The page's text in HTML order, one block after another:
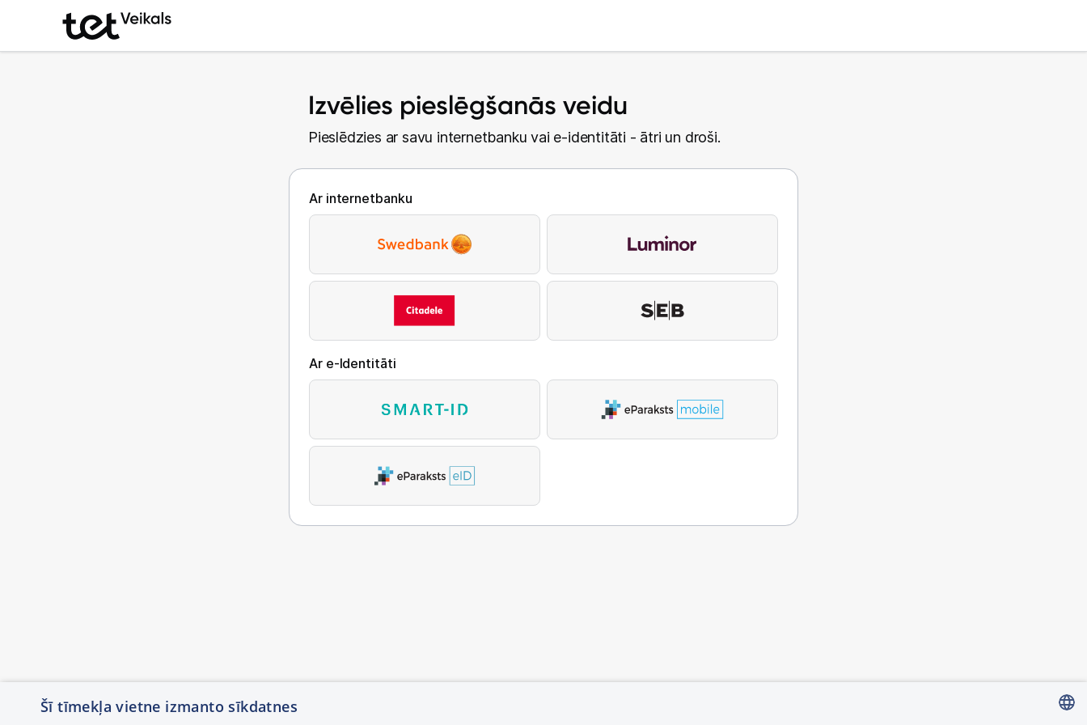
Izvēlies pieslēgšanās veidu
Pieslēdzies ar savu internetbanku vai e-identitāti - ātri un droši.
Ar internetbanku
Ar e-Identitāti
Šī tīmekļa vietne izmanto sīkdatnes